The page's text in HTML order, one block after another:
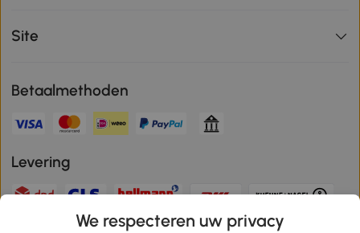
Site
Betaalmethoden
Levering
We respecteren uw privacy